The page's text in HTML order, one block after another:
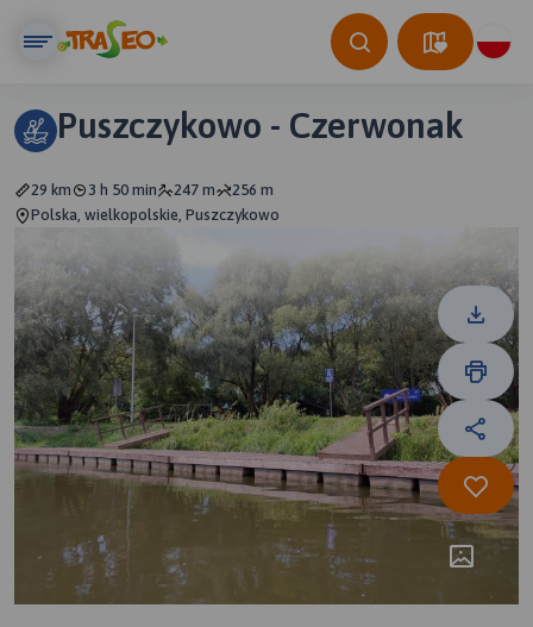
Puszczykowo - Czerwonak
29 km 3 h 50 min 247 m
256 m
Polska, wielkopolskie, Puszczykowo